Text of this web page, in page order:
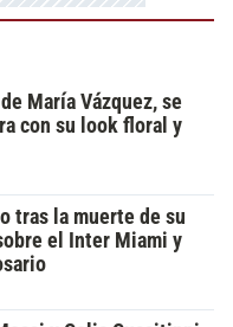
María Vázquez, se
con su look floral y
tras la muerte de su
el Inter Miami y